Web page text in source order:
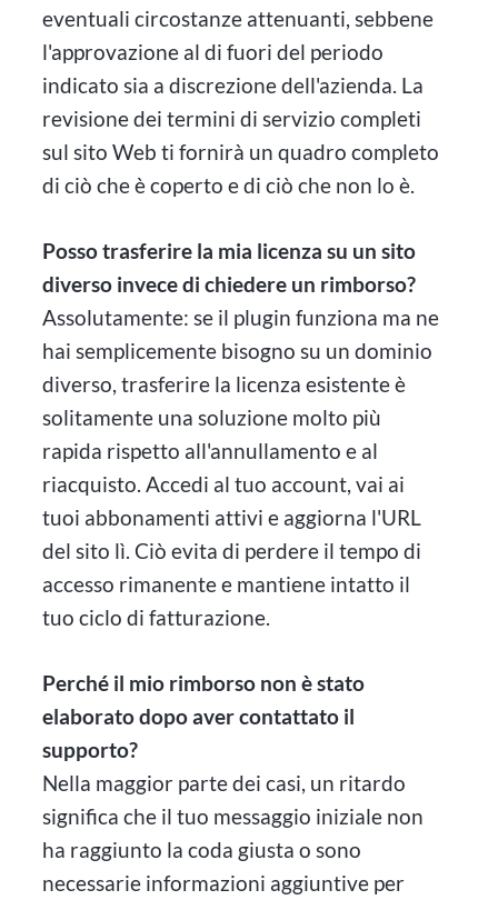
eventuali circostanze attenuanti, sebbene
l'approvazione al di fuori del periodo
indicato sia a discrezione dell'azienda. La
revisione dei termini di servizio completi
sul sito Web ti fornirà un quadro completo
di ciò che è coperto e di ciò che non lo è.
Posso trasferire la mia licenza su un sito
diverso invece di chiedere un rimborso?
Assolutamente: se il plugin funziona ma ne
hai semplicemente bisogno su un dominio
diverso, trasferire la licenza esistente è
solitamente una soluzione molto più
rapida rispetto all'annullamento e al
riacquisto. Accedi al tuo account, vai ai
tuoi abbonamenti attivi e aggiorna l'URL
del sito lì. Ciò evita di perdere il tempo di
accesso rimanente e mantiene intatto il
tuo ciclo di fatturazione.
Perché il mio rimborso non è stato
elaborato dopo aver contattato il
supporto?
Nella maggior parte dei casi, un ritardo
significa che il tuo messaggio iniziale non
ha raggiunto la coda giusta o sono
necessarie informazioni aggiuntive per